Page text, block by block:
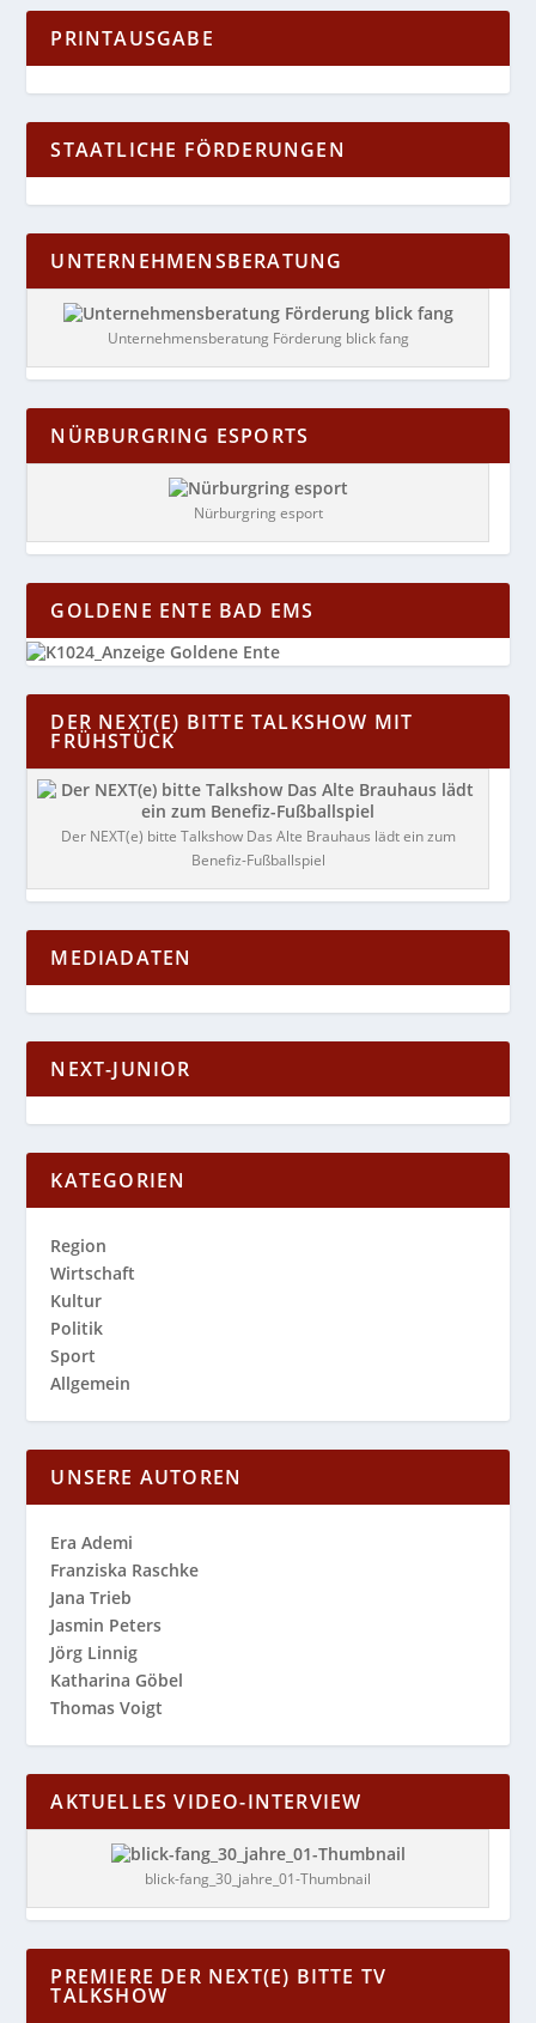
PRINTAUSGABE
STAATLICHE FÖRDERUNGEN
UNTERNEHMENSBERATUNG
Unternehmensberatung Förderung blick fang
NÜRBURGRING ESPORTS
Nürburgring esport
GOLDENE ENTE BAD EMS
DER NEXT(E) BITTE TALKSHOW MIT
FRÜHSTÜCK
Der NEXT(e) bitte Talkshow Das Alte Brauhaus lädt ein zum
Benefiz-Fußballspiel
MEDIADATEN
NEXT-JUNIOR
KATEGORIEN
Region
Wirtschaft
Kultur
Politik
Sport
Allgemein
UNSERE AUTOREN
Era Ademi
Franziska Raschke
Jana Trieb
Jasmin Peters
Jörg Linnig
Katharina Göbel
Thomas Voigt
AKTUELLES VIDEO-INTERVIEW
blick-fang_30_jahre_01-Thumbnail
PREMIERE DER NEXT(E) BITTE TV
TALKSHOW